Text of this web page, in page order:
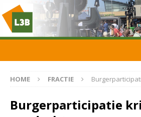
HOME FRACTIE
Burgerparticipatie